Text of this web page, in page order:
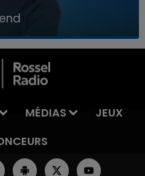
END
MÉDIAS
JEUX